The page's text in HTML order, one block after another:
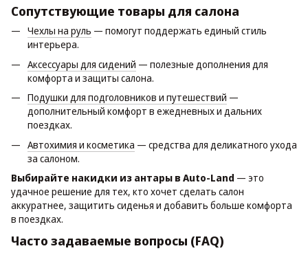
Сопутствующие товары для салона
Чехлы на руль — помогут поддержать единый стиль
интерьера.
Аксессуары для сидений — полезные дополнения для
комфорта и защиты салона.
Подушки для подголовников и путешествий —
дополнительный комфорт в ежедневных и дальних
поездках.
Автохимия и косметика — средства для деликатного ухода
за салоном.
Выбирайте накидки из антары в Auto-Land — это
удачное решение для тех, кто хочет сделать салон
аккуратнее, защитить сиденья и добавить больше комфорта
в поездках.
Часто задаваемые вопросы (FAQ)